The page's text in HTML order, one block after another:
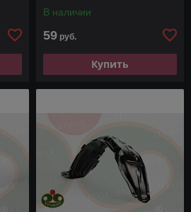
В наличии
59 руб.
Купить